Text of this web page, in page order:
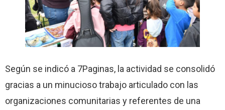
Según se indicó a 7Paginas, la actividad se consolidó
gracias a un minucioso trabajo articulado con las
organizaciones comunitarias y referentes de una